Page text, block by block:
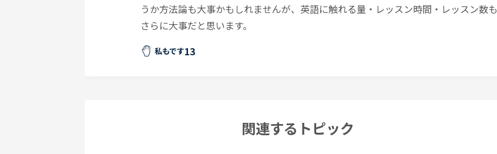
うか方法論も大事かもしれませんが、英語に触れる量・レッスン時間・レッスン数も
さらに大事だと思います。
私もです13
関連するトピック